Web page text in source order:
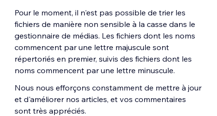
Pour le moment, il n'est pas possible de trier les
fichiers de manière non sensible à la casse dans le
gestionnaire de médias. Les fichiers dont les noms
commencent par une lettre majuscule sont
répertoriés en premier, suivis des fichiers dont les
noms commencent par une lettre minuscule.
Nous nous efforçons constamment de mettre à jour
et d'améliorer nos articles, et vos commentaires
sont très appréciés.